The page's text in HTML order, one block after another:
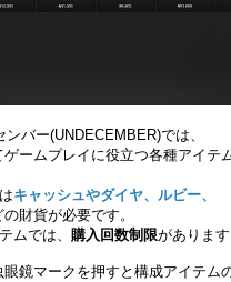
ンバー(UNDECEMBER)では、
ゲームプレイに役立つ各種アイテ
キャッシュやダイヤ、ルビー、
の財貨が必要です。
ムでは、 購入回数制限があります
眼鏡マークを押すと構成アイテム